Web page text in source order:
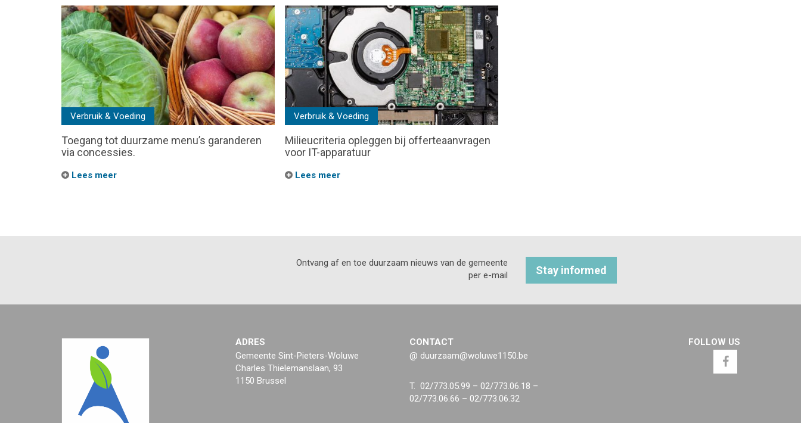
Verbruik & Voeding
Toegang tot duurzame menu’s garanderen
via concessies.
Lees meer
Verbruik & Voeding
Milieucriteria opleggen bij offerteaanvragen
voor IT-apparatuur
Lees meer
Ontvang af en toe duurzaam nieuws van de gemeente
per e-mail
Stay informed
ADRES
Gemeente Sint-Pieters-Woluwe
Charles Thielemanslaan, 93
1150 Brussel
CONTACT
@ duurzaam@woluwe1150.be
T. 02/773.05.99 – 02/773.06.18 –
02/773.06.66 – 02/773.06.32
FOLLOW US